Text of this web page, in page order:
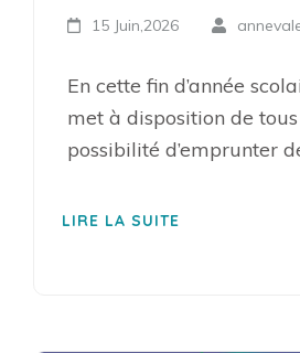
15 Juin,2026
En cette fin d’année
met à disposition de
possibilité d’emprunter
LIRE LA SUITE